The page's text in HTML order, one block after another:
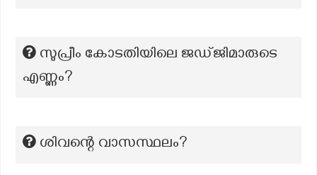
സുപ്രീം കോടതിയിലെ ജഡ്ജിമാരുടെ
എണ്ണം?
ശിവന്റെ വാസസ്ഥലം?